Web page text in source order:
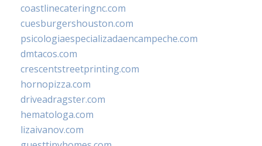
coastlinecateringnc.com
cuesburgershouston.com
psicologiaespecializadaencampeche.com
dmtacos.com
crescentstreetprinting.com
hornopizza.com
driveadragster.com
hematologa.com
lizaivanov.com